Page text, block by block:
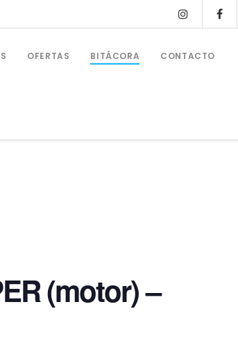
Prácticas Ampliación PER + Vela
Patrón Profesional De Recreo (PPER)
OFERTAS BITÁCORA CONTACTO
(motor) –